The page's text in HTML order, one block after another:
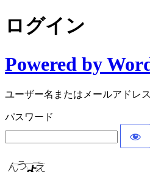
ログイン
Powered by
ユーザー名またはメールアドレス
パスワード